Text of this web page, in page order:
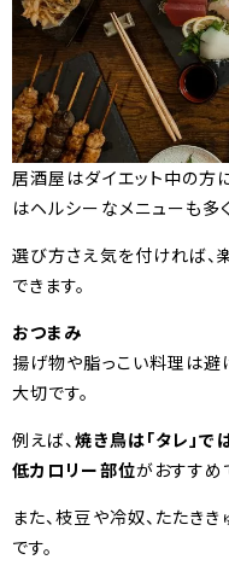
居酒屋はダイエット中の方
はヘルシーなメニューも多
選び方さえ気を付ければ、
できます。
おつまみ
揚げ物や脂っこい料理は避
大切です。
例えば、焼き鳥は「タレ」で
低カロリー部位がおすすめ
また、枝豆や冷奴、たたき
です。